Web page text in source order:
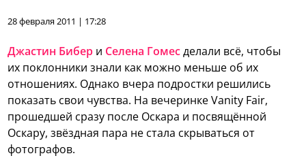
28 февраля 2011 | 17:28
Джастин Бибер и Селена Гомесделали всё, чтобы
их поклонники знали как можно меньше об их
отношениях. Однако вчера подростки решились
показать свои чувства. На вечеринке Vanity Fair,
прошедшей сразу после Оскара и посвящённой
Оскару, звёздная пара не стала скрываться от
фотографов.